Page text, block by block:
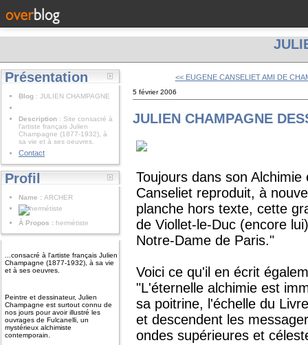
Présentation
Blog : JULIEN CHAMPAGNE
Description : Site consacré à
l'artiste français Julien
Champagne (1877-1932), à
sa vie et à ses oeuvres.
Contact
Profil
Name : ARCHER
À Propos : hermétiste
...consacré à l'artiste français Julien
Champagne (1877-1932), à sa vie
et à ses oeuvres.
Peintre et dessinateur, Julien
Champagne est surtout connu de
nos jours pour avoir illustré les
ouvrages de Fulcanelli, un
mystérieux alchimiste
contemporain.
<< EUGENE CANSELIET AMI DE
5 février 2006
JULIEN CHAMPAGNE
Toujours dans son
Canseliet reproduit, à
planche hors texte, cette
de Viollet-le-Duc (encore
Notre-Dame de Paris."
Voici ce qu'il en écrit
"L'éternelle alchimie est
sa poitrine, l'échelle du
et descendent les
ondes supérieures et